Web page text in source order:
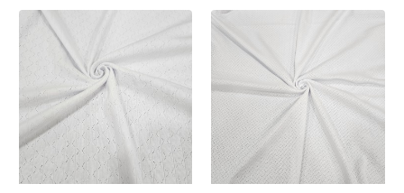
Delikli
Ribana
Kumaş
Pamuk
|
Model-
11
Pointelle
Ribana
Kumaş
Pamuk
|
Model-
9